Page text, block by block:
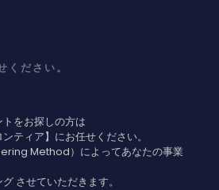
ください。
をお探しの方は
ティア】にお任せください。
Method）によってあなたの事業
させていただきます。